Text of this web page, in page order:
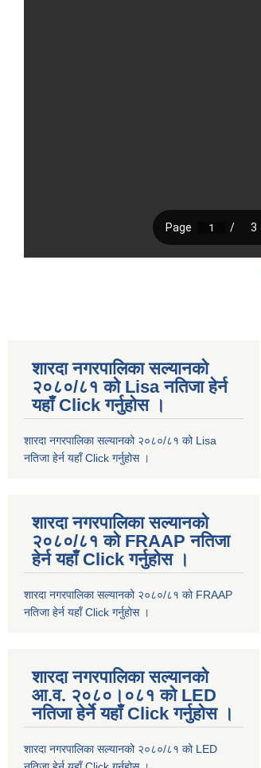
शारदा नगरपालिका सल्यानको
२०८०/८१ को Lisa नतिजा हेर्न
यहाँ Click गर्नुहोस ।
शारदा नगरपालिका सल्यानको २०८०/८१ को Lisa
नतिजा हेर्न यहाँ Click गर्नुहोस ।
शारदा नगरपालिका सल्यानको
२०८०/८१ को FRAAP नतिजा
हेर्न यहाँ Click गर्नुहोस ।
शारदा नगरपालिका सल्यानको २०८०/८१ को FRAAP
नतिजा हेर्न यहाँ Click गर्नुहोस ।
शारदा नगरपालिका सल्यानको
आ.व. २०८०।०८१ को LED
नतिजा हेर्ने यहाँ Click गर्नुहोस ।
शारदा नगरपालिका सल्यानको २०८०/८१ को LED